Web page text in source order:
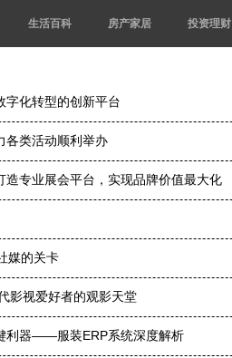
生活百科 房产家居 投资理财
字化转型的创新平台
各类活动顺利举办
造专业展会平台，实现品牌价值最大化
媒的关卡
影视爱好者的观影天堂
利器——服装ERP系统深度解析